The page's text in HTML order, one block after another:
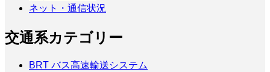
ネット・通信状況
交通系カテゴリー
BRT バス高速輸送システム